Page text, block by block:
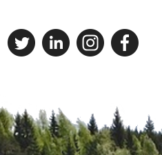
X Linkedin InstagramFacebook